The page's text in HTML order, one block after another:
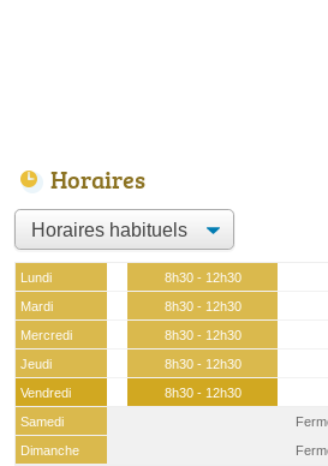
Horaires
Lundi 8h30 - 12h30
Mardi
8h30 - 12h30
Mercredi
8h30 - 12h30
Jeudi
8h30 - 12h30
Vendredi
8h30 - 12h30
Samedi
Dimanche